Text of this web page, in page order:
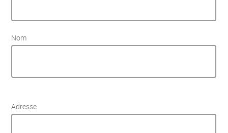
Nom
Adresse
Adresse